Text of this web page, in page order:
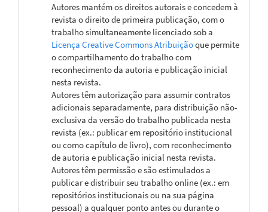
Autores mantém os direitos autorais e concedem à
revista o direito de primeira publicação, com o
trabalho simultaneamente licenciado sob a
Licença Creative Commons Atribuiçãoque permite
o compartilhamento do trabalho com
reconhecimento da autoria e publicação inicial
nesta revista.
Autores têm autorização para assumir contratos
adicionais separadamente, para distribuição não-
exclusiva da versão do trabalho publicada nesta
revista (ex.: publicar em repositório institucional
ou como capítulo de livro), com reconhecimento
de autoria e publicação inicial nesta revista.
Autores têm permissão e são estimulados a
publicar e distribuir seu trabalho online (ex.: em
repositórios institucionais ou na sua página
pessoal) a qualquer ponto antes ou durante o